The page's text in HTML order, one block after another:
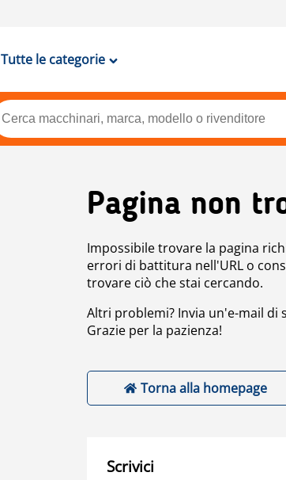
Tutte le categorie
Pagina non
Impossibile trovare la pagina
errori di battitura nell'URL o
trovare ciò che stai cercando.
Altri problemi? Invia un'e-mail
Grazie per la pazienza!
Torna alla homepage
Scrivici